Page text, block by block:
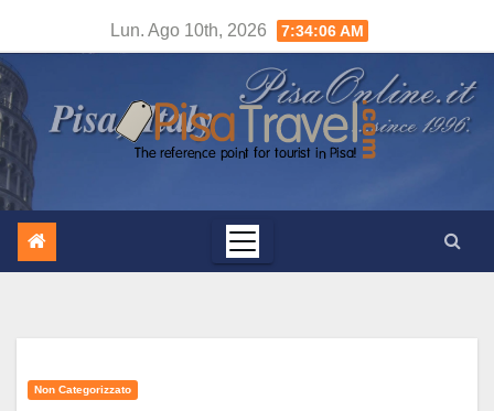
contenuto
Lun. Ago 10th, 2026 7:34:07 AM
Non Categorizzato